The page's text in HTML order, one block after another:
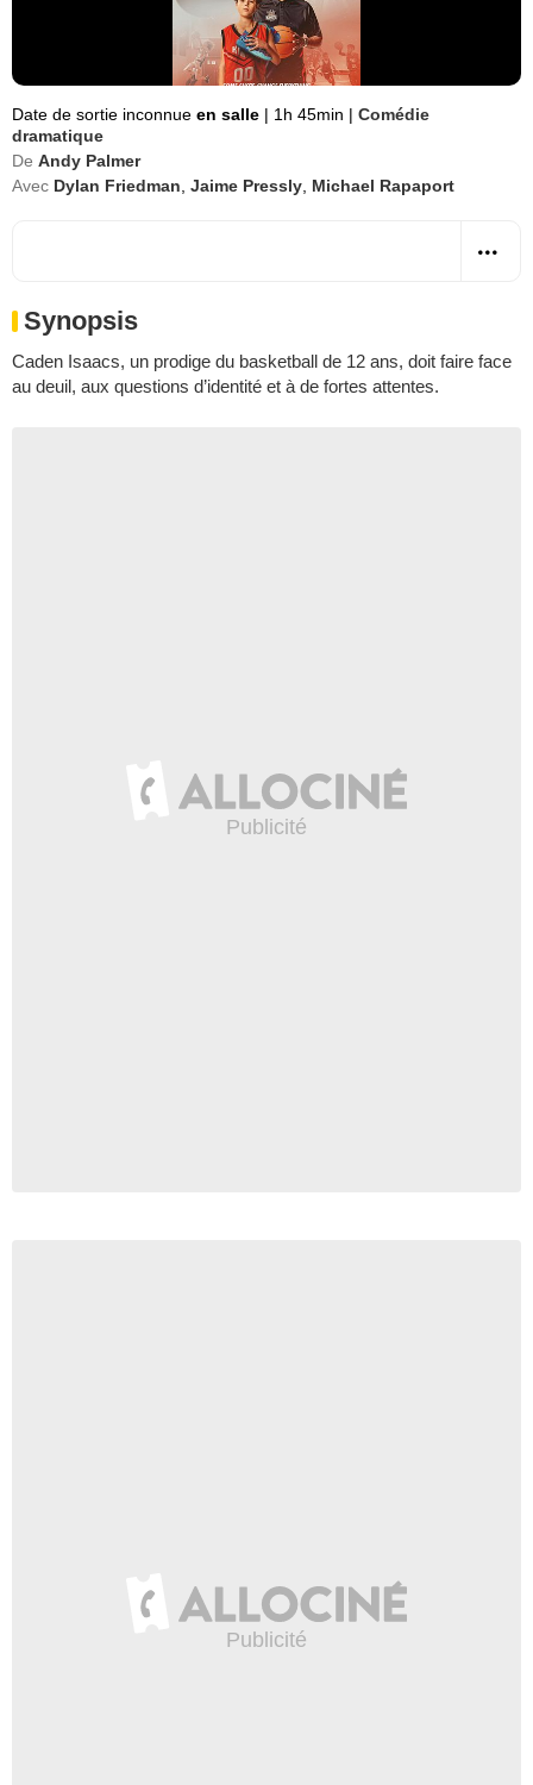
Date de sortie inconnue en salle | 1h 45min | Comédie
dramatique
De Andy Palmer
Avec Dylan Friedman Jaime Pressly Michael Rapaport
Synopsis
Caden Isaacs, un prodige du basketball de 12 ans, doit faire face
au deuil, aux questions d’identité et à de fortes attentes.